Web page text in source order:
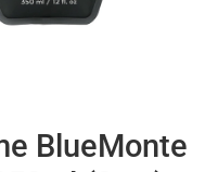
BlueMonte